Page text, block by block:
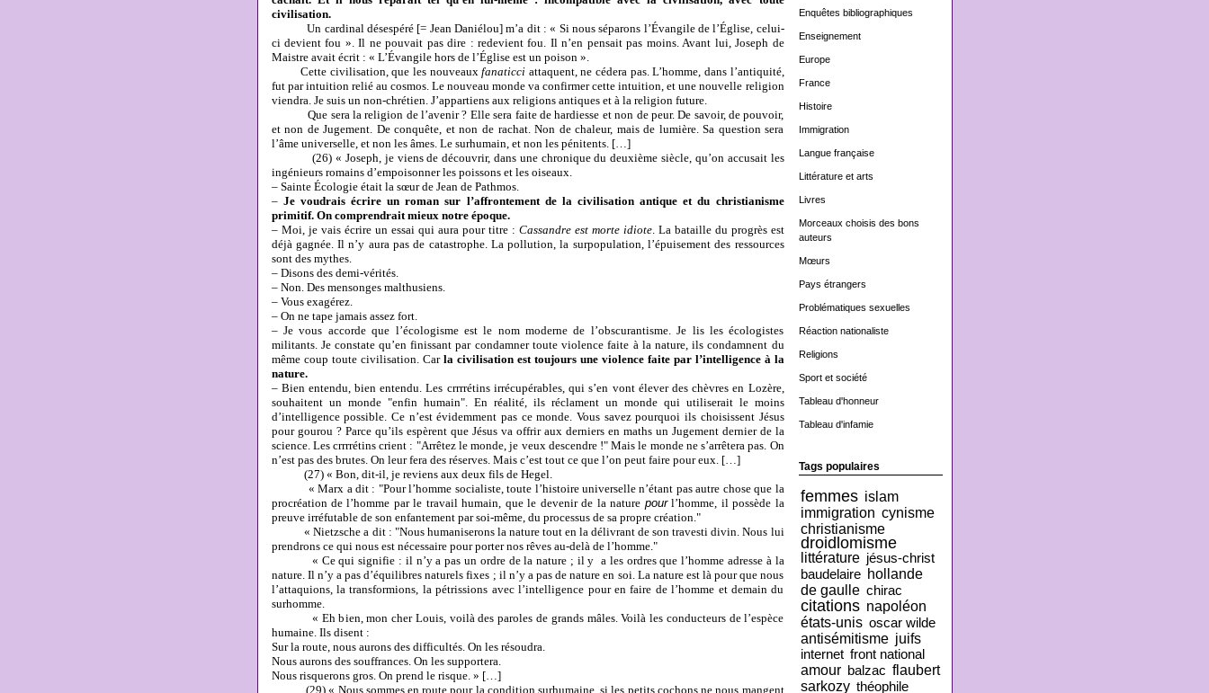
Enquêtes bibliographiques
Enseignement
Europe
France
Histoire
Immigration
Langue française
Littérature et arts
Livres
Morceaux choisis des bons
auteurs
Mœurs
Pays étrangers
Problématiques sexuelles
Réaction nationaliste
Religions
Sport et société
Tableau d'honneur
Tableau d'infamie
Tags populaires
femmes islam
immigration cynisme
christianisme
droidlomisme
littérature jésus-christ
baudelaire hollande
de gaulle chirac
citations napoléon
états-unis oscar wilde
antisémitisme juifs
internet front national
amour balzac flaubert
sarkozy théophile
civilisation.
Un cardinal désespéré [= Jean Daniélou] m’a dit : « Si nous séparons l’Évangile de l’Église, celui-
ci devient fou ». Il ne pouvait pas dire : redevient fou. Il n’en pensait pas moins. Avant lui, Joseph de
Maistre avait écrit : « L’Évangile hors de l’Église est un poison ».
Cette civilisation, que les nouveauxfanaticci attaquent, ne cédera pas. L’homme, dans l’antiquité,
fut par intuition relié au cosmos. Le nouveau monde va confirmer cette intuition, et une nouvelle religion
viendra. Je suis un non-chrétien. J’appartiens aux religions antiques et à la religion future.
Que sera la religion de l’avenir ? Elle sera faite de hardiesse et non de peur. De savoir, de pouvoir,
et non de Jugement. De conquête, et non de rachat. Non de chaleur, mais de lumière. Sa question sera
l’âme universelle, et non les âmes. Le surhumain, et non les pénitents. […]
(26) « Joseph, je viens de découvrir, dans une chronique du deuxième siècle, qu’on accusait les
ingénieurs romains d’empoisonner les poissons et les oiseaux.
– Sainte Écologie était la sœur de Jean de Pathmos.
– Je voudrais écrire un roman sur l’affrontement de la civilisation antique et du christianisme
primitif. On comprendrait mieux notre époque.
– Moi, je vais écrire un essai qui aura pour titre : Cassandre est morte idiote. La bataille du progrès est
déjà gagnée. Il n’y aura pas de catastrophe. La pollution, la surpopulation, l’épuisement des ressources
sont des mythes.
– Disons des demi-vérités.
– Non. Des mensonges malthusiens.
– Vous exagérez.
– On ne tape jamais assez fort.
– Je vous accorde que l’écologisme est le nom moderne de l’obscurantisme. Je lis les écologistes
militants. Je constate qu’en finissant par condamner toute violence faite à la nature, ils condamnent du
même coup toute civilisation. Car la civilisation est toujours une violence faite par l’intelligence à la
nature.
– Bien entendu, bien entendu. Les crrrrétins irrécupérables, qui s’en vont élever des chèvres en Lozère,
souhaitent un monde "enfin humain". En réalité, ils réclament un monde qui utiliserait le moins
d’intelligence possible. Ce n’est évidemment pas ce monde. Vous savez pourquoi ils choisissent Jésus
pour gourou ? Parce qu’ils espèrent que Jésus va offrir aux derniers en maths un Jugement dernier de la
science. Les crrrrétins crient : "Arrêtez le monde, je veux descendre !" Mais le monde ne s’arrêtera pas. On
n’est pas des brutes. On leur fera des réserves. Mais c’est tout ce que l’on peut faire pour eux. […]
(27) « Bon, dit-il, je reviens aux deux fils de Hegel.
« Marx a dit : "Pour l’homme socialiste, toute l’histoire universelle n’étant pas autre chose que la
procréation de l’homme par le travail humain, que le devenir de la nature pourl’homme, il possède la
preuve irréfutable de son enfantement par soi-même, du processus de sa propre création."
« Nietzsche a dit : "Nous humaniserons la nature tout en la délivrant de son travesti divin. Nous lui
prendrons ce qui nous est nécessaire pour porter nos rêves au-delà de l’homme."
« Ce qui signifie : il n’y a pas un ordre de la nature ; il y a les ordres que l’homme adresse à la
nature. Il n’y a pas d’équilibres naturels fixes ; il n’y a pas de nature en soi. La nature est là pour que nous
l’attaquions, la transformions, la pétrissions avec l’intelligence pour en faire de l’homme et demain du
surhomme.
« Eh bien, mon cher Louis, voilà des paroles de grands mâles. Voilà les conducteurs de l’espèce
humaine. Ils disent :
Sur la route, nous aurons des difficultés. On les résoudra.
Nous aurons des souffrances. On les supportera.
Nous risquerons gros. On prend le risque. » […]
(29) « Nous sommes en route pour la condition surhumaine, si les petits cochons ne nous mangent